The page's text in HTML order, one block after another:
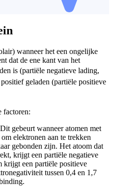
wanneer het een ongelijke
dat de ene kant van het
is (partiële negatieve lading,
geladen (partiële positieve
factoren:
gebeurt wanneer atomen met
elektronen aan te trekken
gebonden zijn. Het atoom dat
krijgt een partiële negatieve
krijgt een partiële positieve
tussen 0,4 en 1,7